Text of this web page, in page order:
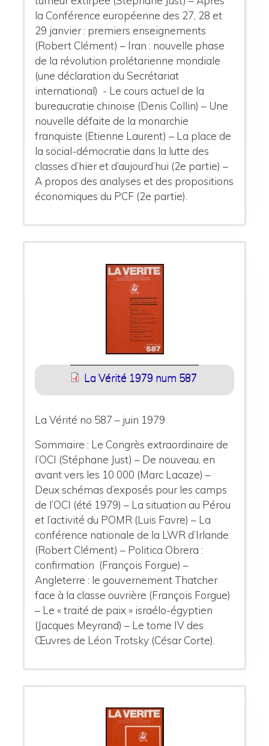
la Conférence européenne des 27, 28 et
29 janvier : premiers enseignements
(Robert Clément) – Iran : nouvelle phase
de la révolution prolétarienne mondiale
(une déclaration du Secrétariat
international) - Le cours actuel de la
bureaucratie chinoise (Denis Collin) – Une
nouvelle défaite de la monarchie
franquiste (Etienne Laurent) – La place de
la social-démocratie dans la lutte des
classes d’hier et d’aujourd’hui (2e partie) –
A propos des analyses et des propositions
économiques du PCF (2e partie).
La Vérité 1979 num 587
La Vérité no 587 – juin 1979
Sommaire : Le Congrès extraordinaire de
l’OCI (Stéphane Just) – De nouveau, en
avant vers les 10 000 (Marc Lacaze) –
Deux schémas d’exposés pour les camps
de l’OCI (été 1979) – La situation au Pérou
et l’activité du POMR (Luis Favre) – La
conférence nationale de la LWR d’Irlande
(Robert Clément) – Politica Obrera :
confirmation (François Forgue) –
Angleterre : le gouvernement Thatcher
face à la classe ouvrière (François Forgue)
– Le « traité de paix » israélo-égyptien
(Jacques Meyrand) – Le tome IV des
Œuvres de Léon Trotsky (César Corte).